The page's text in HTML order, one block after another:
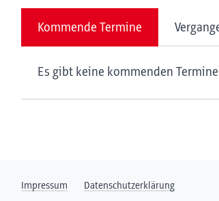
Kommende Termine
Es gibt keine kommenden Termine
Impressum Datenschutzerklärung